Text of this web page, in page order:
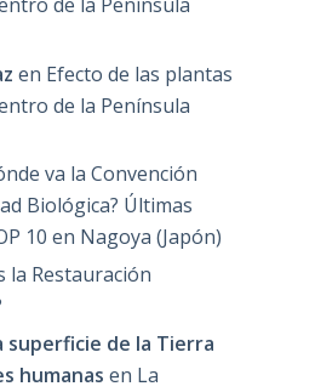
en Efecto de las plantas
de la Península
va la Convención
Biológica? Últimas
10 en Nagoya (Japón)
la Restauración
superficie de la Tierra
humanas en La